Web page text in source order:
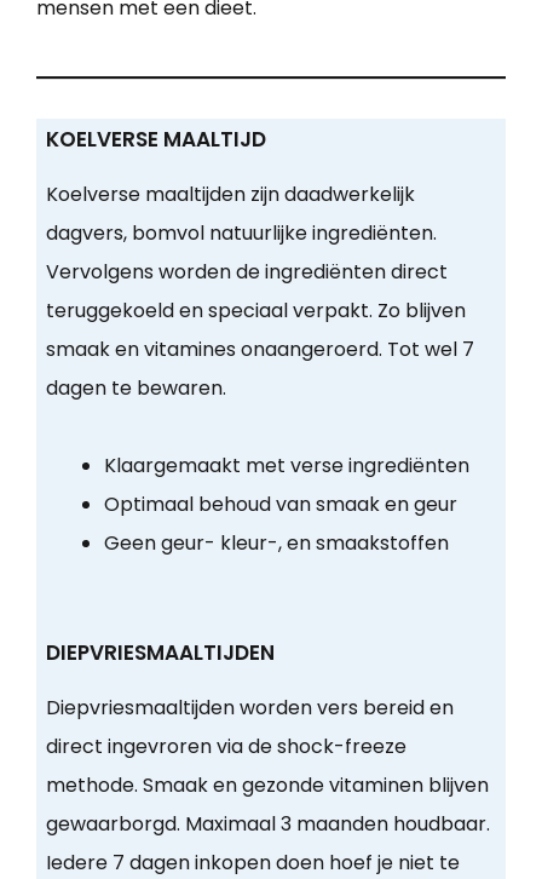
mensen met een dieet.
KOELVERSE MAALTIJD
Koelverse maaltijden zijn daadwerkelijk
dagvers, bomvol natuurlijke ingrediënten.
Vervolgens worden de ingrediënten direct
teruggekoeld en speciaal verpakt. Zo blijven
smaak en vitamines onaangeroerd. Tot wel 7
dagen te bewaren.
Klaargemaakt met verse ingrediënten
Optimaal behoud van smaak en geur
Geen geur- kleur-, en smaakstoffen
DIEPVRIESMAALTIJDEN
Diepvriesmaaltijden worden vers bereid en
direct ingevroren via de shock-freeze
methode. Smaak en gezonde vitaminen blijven
gewaarborgd. Maximaal 3 maanden houdbaar.
Iedere 7 dagen inkopen doen hoef je niet te